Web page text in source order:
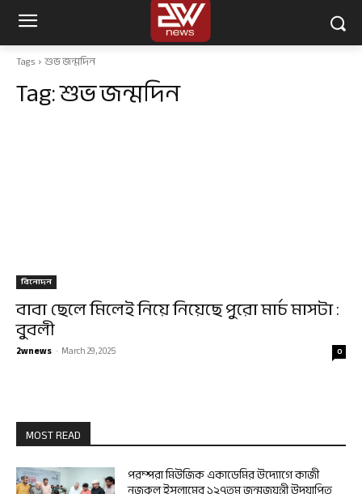
Tags শুভ জন্মদিন
Tag:শুভ জন্মদিন
বিনোদন
বাবা ছেলে মিলেই নিয়ে নিয়েছে পুরো মার্চ মাসটা :
বুবলী
2wnews - March 29, 2025 0
MOST READ
পরম্পরা মিউজিক একাডেমির উদ্যোগে কাজী